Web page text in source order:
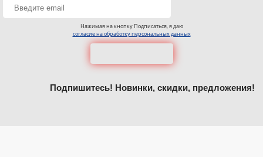
Нажимая на кнопку Подписаться, я даю
согласие на обработку персональных данных
Подпишитесь! Новинки, скидки, предложения!